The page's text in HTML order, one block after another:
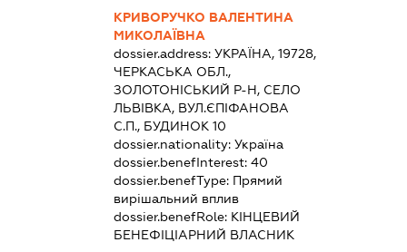
КРИВОРУЧКО ВАЛЕНТИНА
МИКОЛАЇВНА
dossier.address:УКРАЇНА, 19728,
ЧЕРКАСЬКА ОБЛ.,
ЗОЛОТОНІСЬКИЙ Р-Н, СЕЛО
ЛЬВІВКА, ВУЛ.ЄПІФАНОВА
С.П., БУДИНОК 10
dossier.nationality:Україна
dossier.benefInterest:40
dossier.benefType: Прямий
вирішальний вплив
dossier.benefRole: КІНЦЕВИЙ
БЕНЕФІЦІАРНИЙ ВЛАСНИК